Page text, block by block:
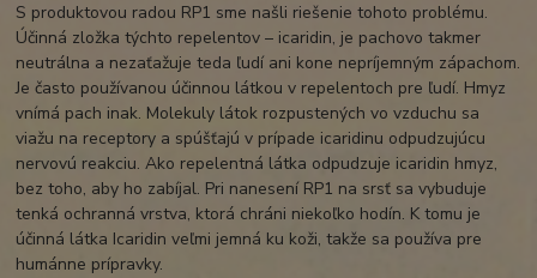
S produktovou radou RP1 sme našli riešenie tohoto problému.
Účinná zložka týchto repelentov – icaridin, je pachovo takmer
neutrálna a nezaťažuje teda ľudí ani kone nepríjemným zápachom.
Je často používanou účinnou látkou v repelentoch pre ľudí. Hmyz
vnímá pach inak. Molekuly látok rozpustených vo vzduchu sa
viažu na receptory a spúšťajú v prípade icaridinu odpudzujúcu
nervovú reakciu. Ako repelentná látka odpudzuje icaridin hmyz,
bez toho, aby ho zabíjal. Pri nanesení RP1 na srsť sa vybuduje
tenká ochranná vrstva, ktorá chráni niekoľko hodín. K tomu je
účinná látka Icaridin veľmi jemná ku koži, takže sa používa pre
humánne prípravky.